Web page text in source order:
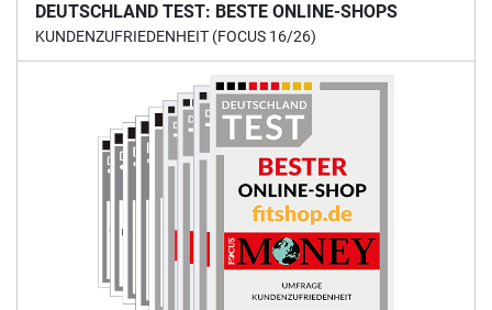
DEUTSCHLAND TEST: BESTE ONLINE-SHOPS
KUNDENZUFRIEDENHEIT (FOCUS 16/26)